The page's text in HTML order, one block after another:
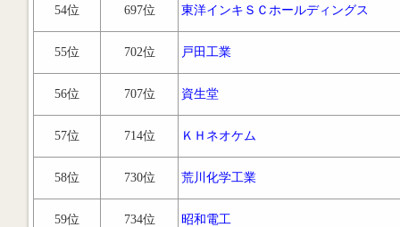
54位 697位 東洋インキＳＣホールディングス
55位 702位 戸田工業
56位 707位 資生堂
57位 714位 ＫＨネオケム
58位 730位 荒川化学工業
59位 734位 昭和電工